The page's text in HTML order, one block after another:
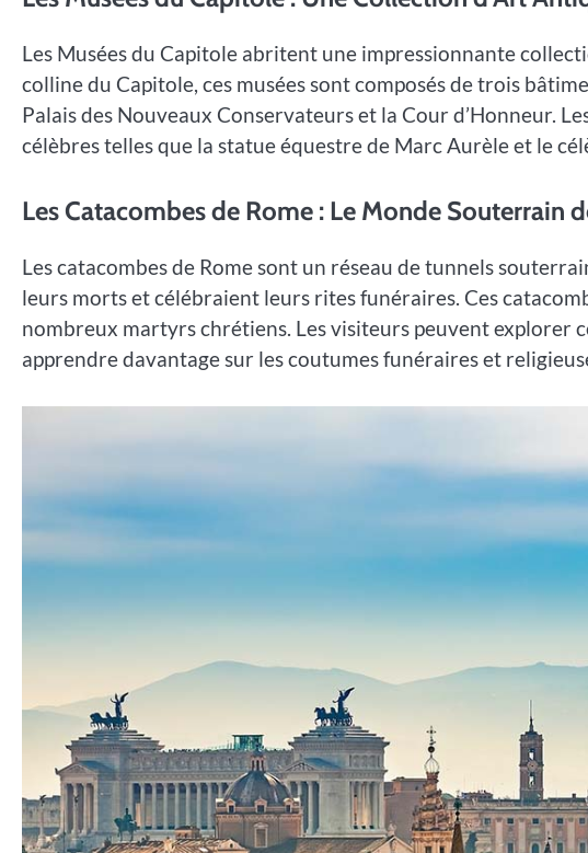
Les Musées du Capitole abritent une impressionnante
colline du Capitole, ces musées sont composés de trois
Palais des Nouveaux Conservateurs et la Cour d’Honneur.
célèbres telles que la statue équestre de Marc Aurèle et le
Les Catacombes de Rome : Le Monde Souterrain
Les catacombes de Rome sont un réseau de tunnels
leurs morts et célébraient leurs rites funéraires. Ces
nombreux martyrs chrétiens. Les visiteurs peuvent explorer
apprendre davantage sur les coutumes funéraires et